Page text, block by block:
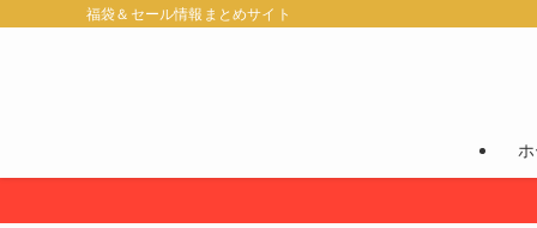
福袋＆セール情報まとめサイト